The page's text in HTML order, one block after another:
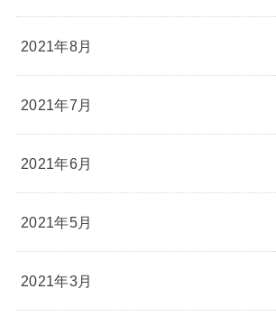
2021年8月
2021年7月
2021年6月
2021年5月
2021年3月